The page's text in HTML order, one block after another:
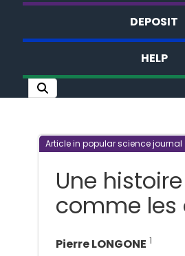
DEPOSIT
HELP
Article in popular science journal
Une
comme les
Pierre LONGONE 1